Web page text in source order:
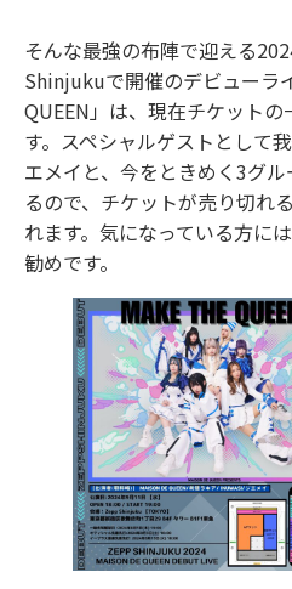
そんな最強の布陣で迎える
Shinjukuで開催のデビューラ
QUEEN」は、現在チケット
す。スペシャルゲストとして
エメイと、今をときめく3グ
るので、チケットが売り切れ
れます。気になっている⽅に
勧めです。